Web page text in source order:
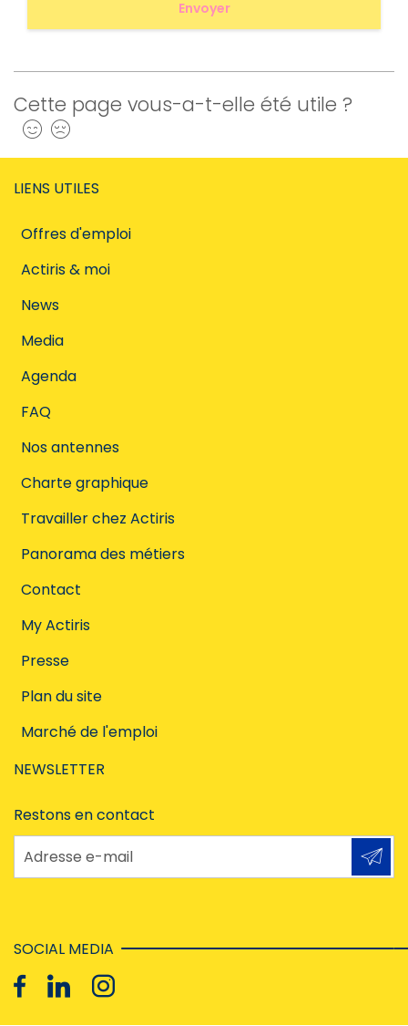
Cette page vous-a-t-elle été utile ?
Oui
LIENS UTILES
Offres d'emploi
Actiris & moi
News
Media
Agenda
FAQ
Nos antennes
Charte graphique
Travailler chez Actiris
Panorama des métiers
Contact
My Actiris
Presse
Plan du site
Marché de l'emploi
NEWSLETTER
Restons en contact
Adresse e-mail
SOCIAL MEDIA